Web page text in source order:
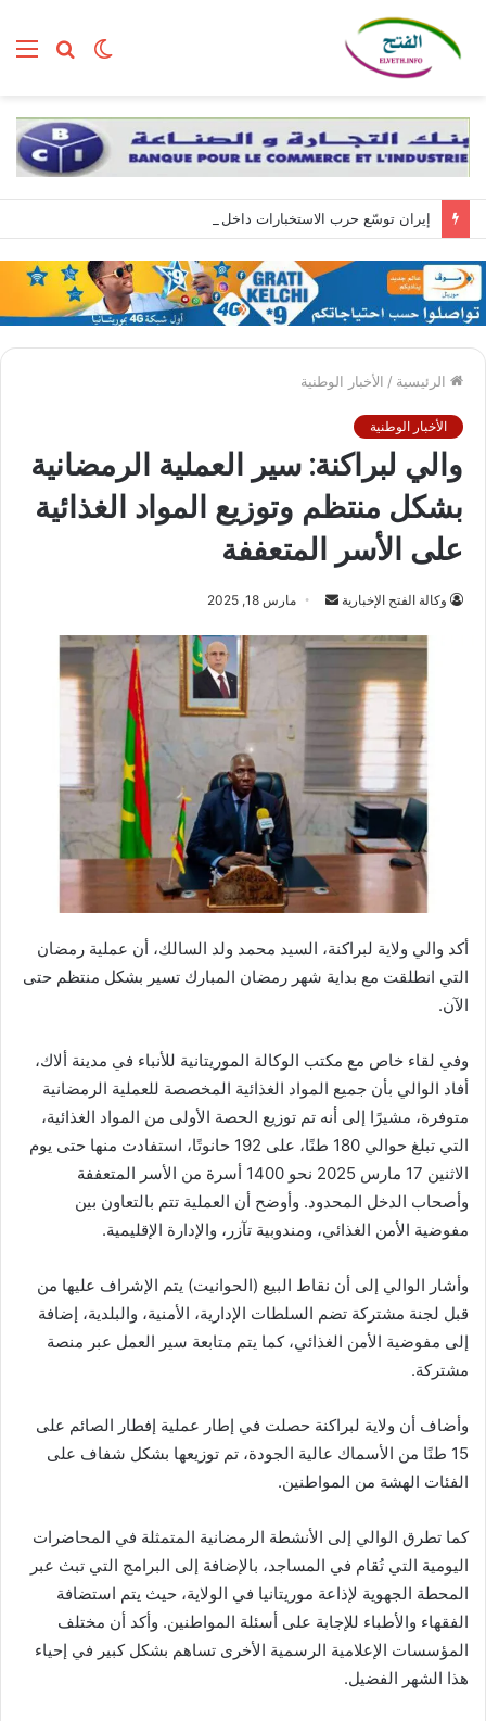
بحث الوضع
الرئيسية / الأخبار الوطنية
الأخبار الوطنية
والي لبراكنة: سير العملية الرمضانية
بشكل منتظم وتوزيع المواد الغذائية
على الأسر المتعففة
وكالة الفتح الإخبارية
أرسل
إلكترونيا
مارس 18, 2025
أكد والي ولاية لبراكنة، السيد محمد ولد السالك، أن عملية رمضان
التي انطلقت مع بداية شهر رمضان المبارك تسير بشكل منتظم حتى
الآن.
وفي لقاء خاص مع مكتب الوكالة الموريتانية للأنباء في مدينة ألاك،
أفاد الوالي بأن جميع المواد الغذائية المخصصة للعملية الرمضانية
متوفرة، مشيرًا إلى أنه تم توزيع الحصة الأولى من المواد الغذائية،
التي تبلغ حوالي 180 طنًا، على 192 حانوتًا، استفادت منها حتى يوم
الاثنين 17 مارس 2025 نحو 1400 أسرة من الأسر المتعففة
وأصحاب الدخل المحدود. وأوضح أن العملية تتم بالتعاون بين
مفوضية الأمن الغذائي، ومندوبية تآزر، والإدارة الإقليمية.
وأشار الوالي إلى أن نقاط البيع (الحوانيت) يتم الإشراف عليها من
قبل لجنة مشتركة تضم السلطات الإدارية، الأمنية، والبلدية، إضافة
إلى مفوضية الأمن الغذائي، كما يتم متابعة سير العمل عبر منصة
مشتركة.
وأضاف أن ولاية لبراكنة حصلت في إطار عملية إفطار الصائم على
15 طنًا من الأسماك عالية الجودة، تم توزيعها بشكل شفاف على
الفئات الهشة من المواطنين.
كما تطرق الوالي إلى الأنشطة الرمضانية المتمثلة في المحاضرات
اليومية التي تُقام في المساجد، بالإضافة إلى البرامج التي تبث عبر
المحطة الجهوية لإذاعة موريتانيا في الولاية، حيث يتم استضافة
الفقهاء والأطباء للإجابة على أسئلة المواطنين. وأكد أن مختلف
المؤسسات الإعلامية الرسمية الأخرى تساهم بشكل كبير في إحياء
هذا الشهر الفضيل.